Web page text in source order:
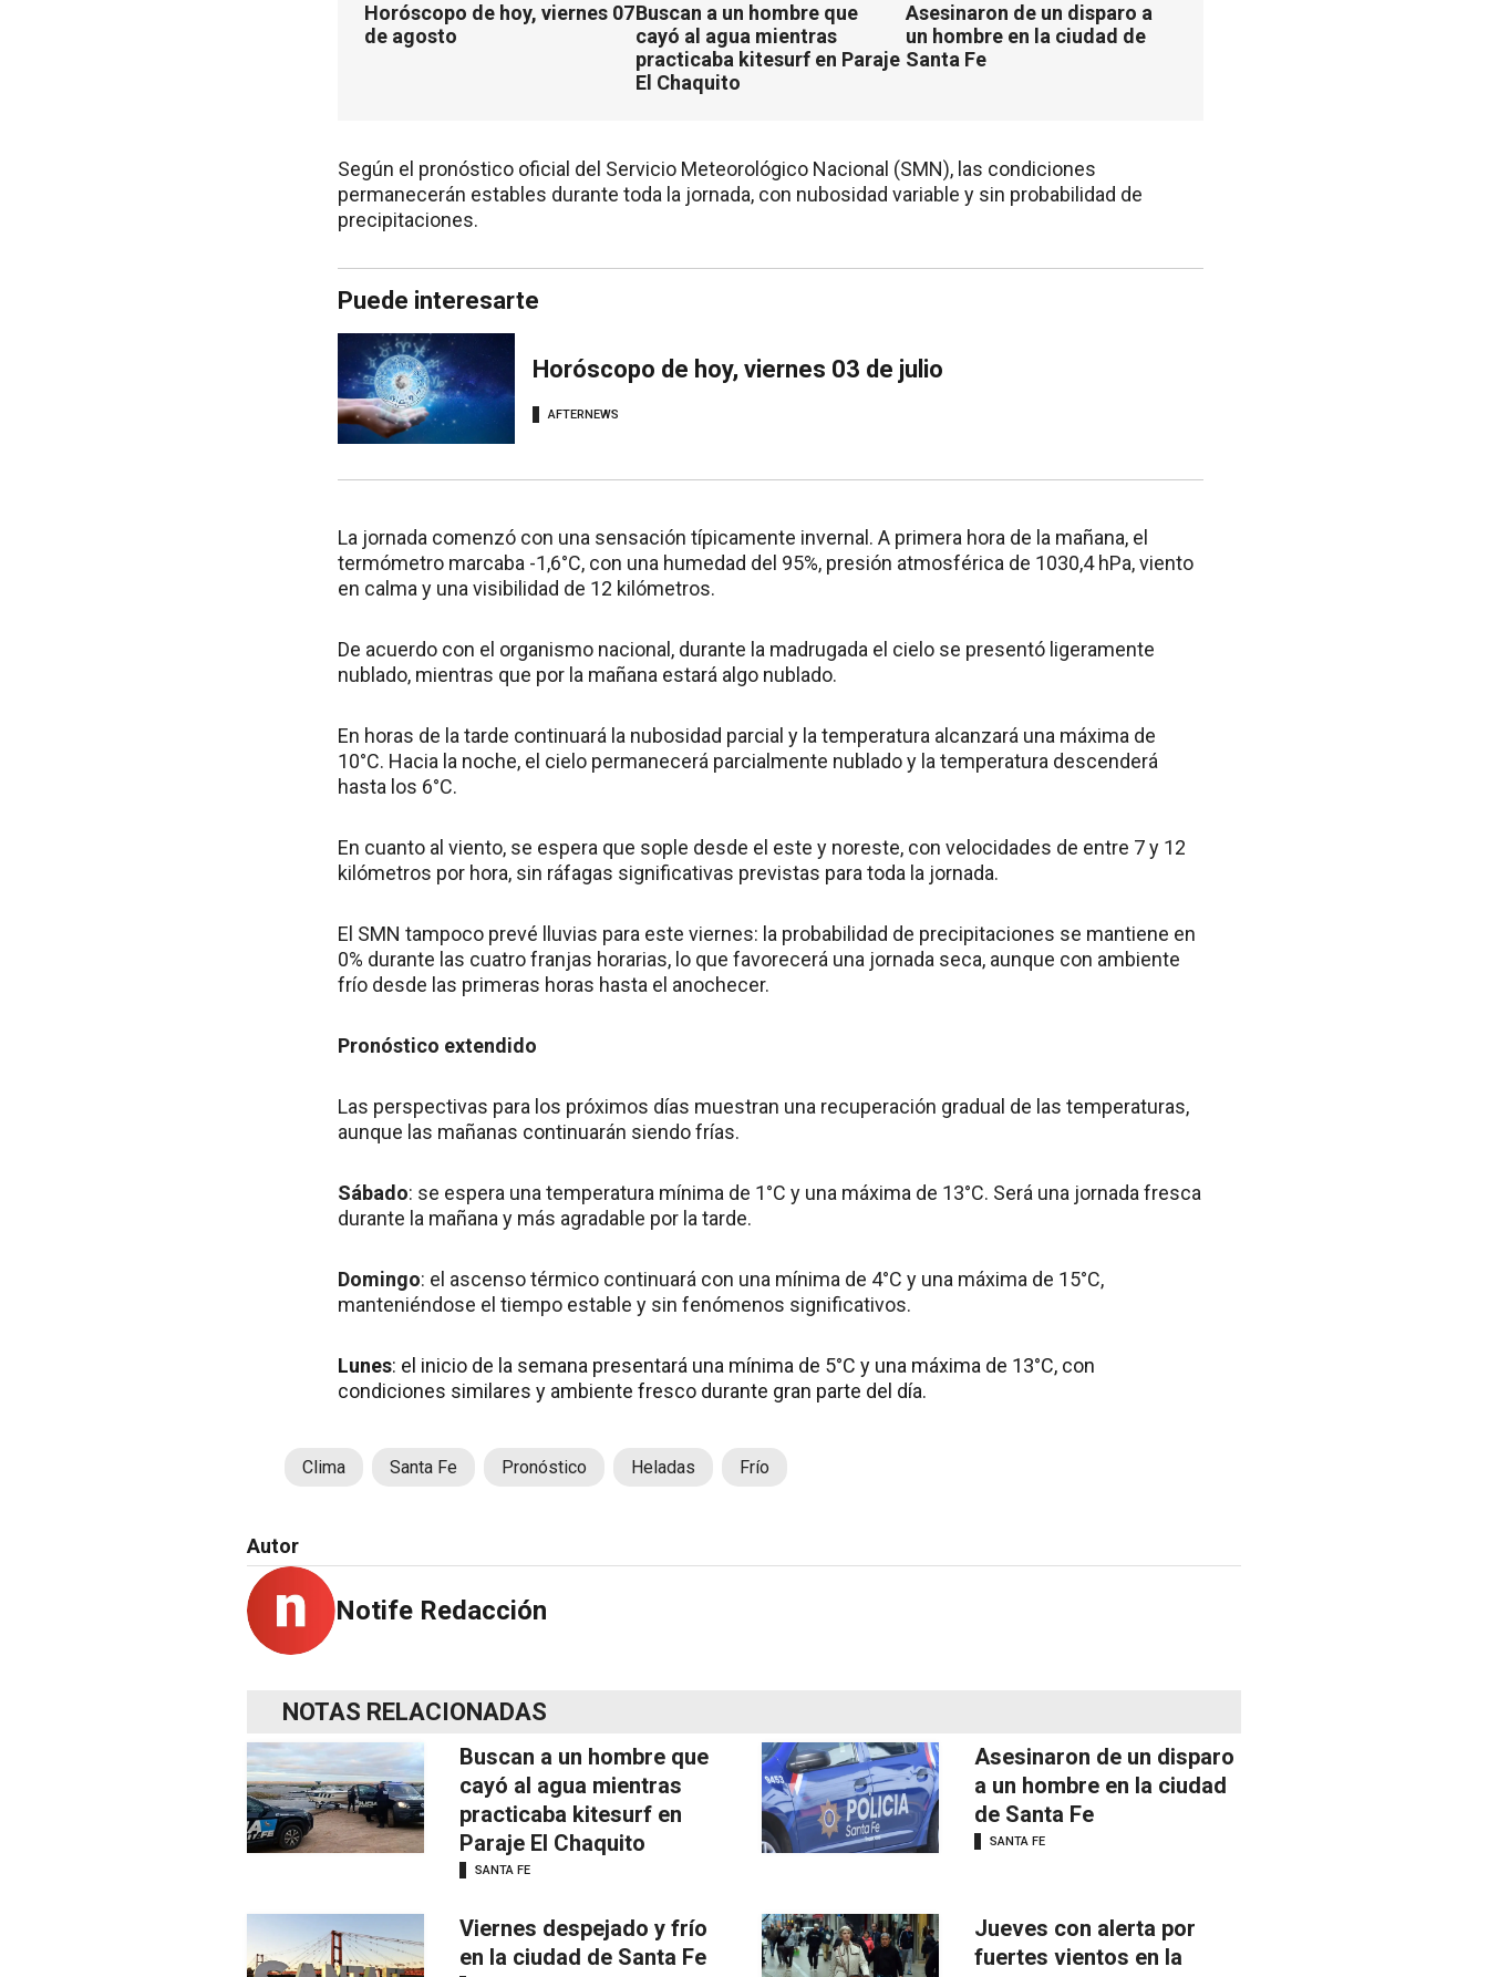
Horóscopo de hoy, viernes 07
de agosto
Buscan a un hombre que
cayó al agua mientras
practicaba kitesurf en Paraje
El Chaquito
Asesinaron de un disparo a
un hombre en la ciudad de
Santa Fe
Según el pronóstico oficial del Servicio Meteorológico Nacional (SMN), las condiciones
permanecerán estables durante toda la jornada, con nubosidad variable y sin probabilidad de
precipitaciones.
Puede interesarte
Horóscopo de hoy, viernes 03 de julio
AFTERNEWS
La jornada comenzó con una sensación típicamente invernal. A primera hora de la mañana, el
termómetro marcaba -1,6°C, con una humedad del 95%, presión atmosférica de 1030,4 hPa, viento
en calma y una visibilidad de 12 kilómetros.
De acuerdo con el organismo nacional, durante la madrugada el cielo se presentó ligeramente
nublado, mientras que por la mañana estará algo nublado.
En horas de la tarde continuará la nubosidad parcial y la temperatura alcanzará una máxima de
10°C. Hacia la noche, el cielo permanecerá parcialmente nublado y la temperatura descenderá
hasta los 6°C.
En cuanto al viento, se espera que sople desde el este y noreste, con velocidades de entre 7 y 12
kilómetros por hora, sin ráfagas significativas previstas para toda la jornada.
El SMN tampoco prevé lluvias para este viernes: la probabilidad de precipitaciones se mantiene en
0% durante las cuatro franjas horarias, lo que favorecerá una jornada seca, aunque con ambiente
frío desde las primeras horas hasta el anochecer.
Pronóstico extendido
Las perspectivas para los próximos días muestran una recuperación gradual de las temperaturas,
aunque las mañanas continuarán siendo frías.
Sábado: se espera una temperatura mínima de 1°C y una máxima de 13°C. Será una jornada fresca
durante la mañana y más agradable por la tarde.
Domingo: el ascenso térmico continuará con una mínima de 4°C y una máxima de 15°C,
manteniéndose el tiempo estable y sin fenómenos significativos.
Lunes: el inicio de la semana presentará una mínima de 5°C y una máxima de 13°C, con
condiciones similares y ambiente fresco durante gran parte del día.
Clima Santa Fe Pronóstico Heladas Frío
Autor
Notife Redacción
NOTAS RELACIONADAS
Buscan a un hombre que
cayó al agua mientras
practicaba kitesurf en
Paraje El Chaquito
SANTA FE
Asesinaron de un disparo
a un hombre en la ciudad
de Santa Fe
SANTA FE
Viernes despejado y frío
en la ciudad de Santa Fe
Jueves con alerta por
fuertes vientos en la